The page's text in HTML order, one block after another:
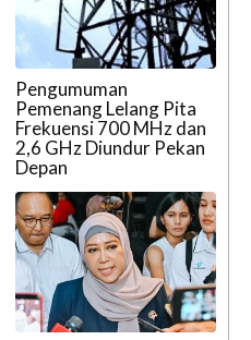
Pengumuman
Pemenang Lelang Pita
Frekuensi 700 MHz dan
2,6 GHz Diundur Pekan
Depan